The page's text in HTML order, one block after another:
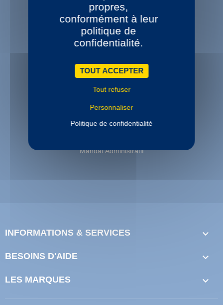
CONSEILS PROFESSIONNELS
Service téléphonique Pro
Mandat Administratif
INFORMATIONS & SERVICES 
BESOINS D'AIDE 
LES MARQUES 
propres,
conformément à leur
politique de
confidentialité.
TOUT ACCEPTER
Tout refuser
Personnaliser
Politique de confidentialité